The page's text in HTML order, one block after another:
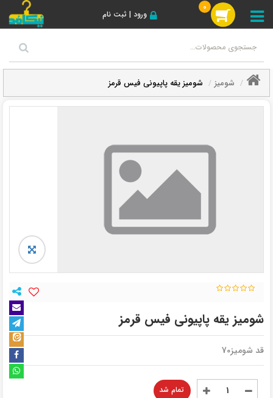
ورود | ثبت نام
0
شومیز شومیز یقه پاپیونی فیس قرمز
شومیز یقه پاپیونی فیس قرمز
قد شومیز70
تمام شد